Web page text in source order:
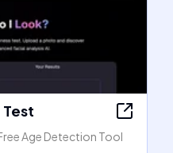
Test
Age Detection Tool